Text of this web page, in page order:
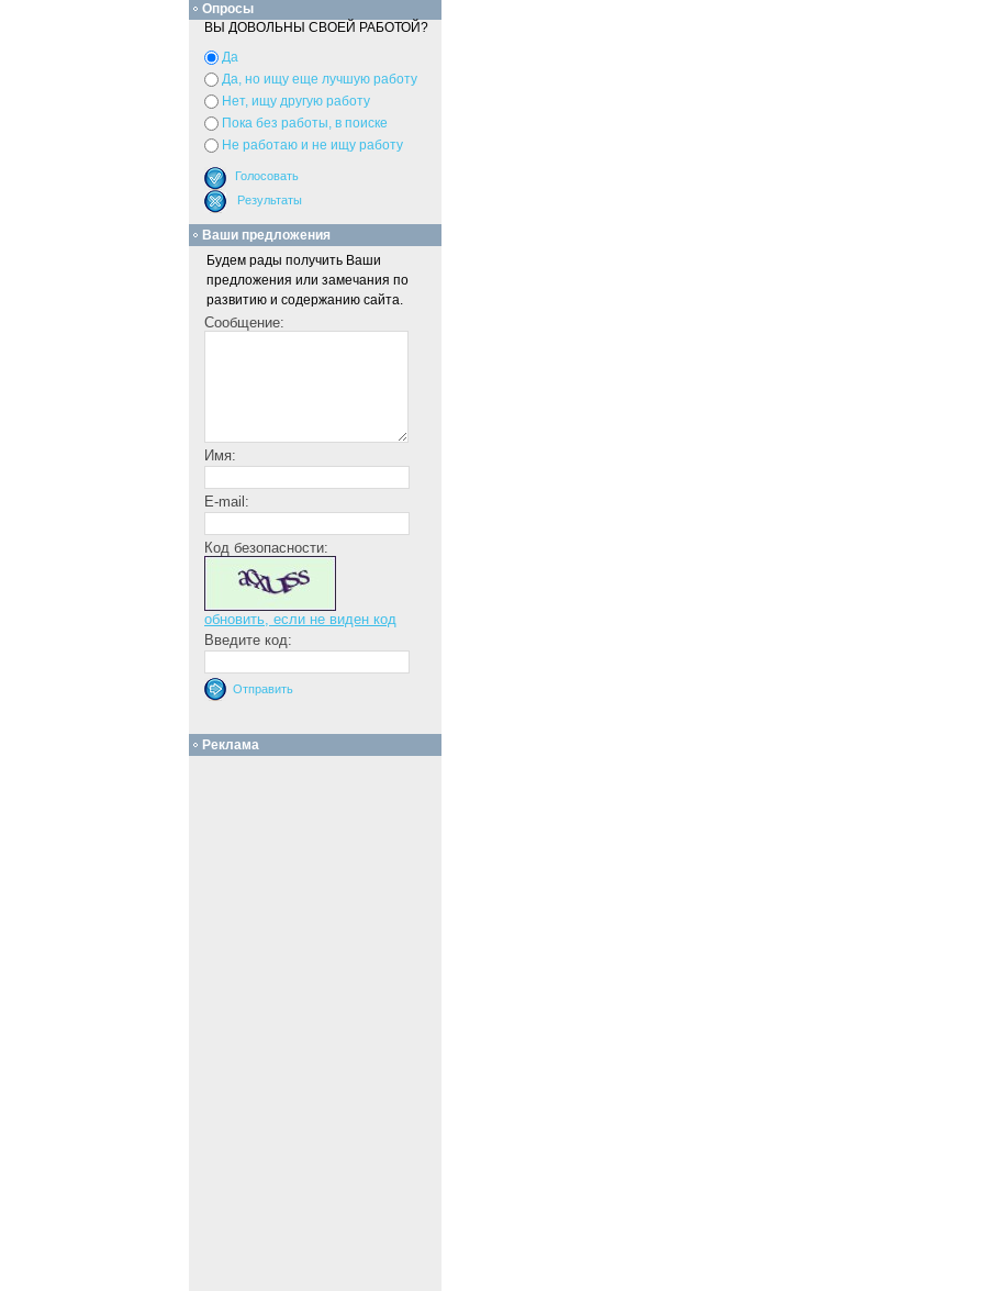
Опросы
ВЫ ДОВОЛЬНЫ СВОЕЙ РАБОТОЙ?
Да
Да, но ищу еще лучшую работу
Нет, ищу другую работу
Пока без работы, в поиске
Не работаю и не ищу работу
Ваши предложения
Будем рады получить Ваши
предложения или замечания по
развитию и содержанию сайта.
Сообщение:
Имя:
E-mail:
Код безопасности:
обновить, если не виден код
Введите код:
Реклама